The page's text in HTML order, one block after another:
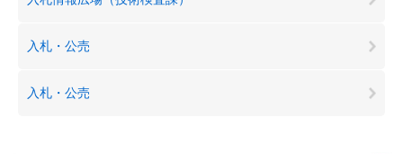
入札・公売
入札・公売